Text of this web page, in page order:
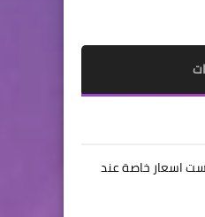
اسعار خاصة عند